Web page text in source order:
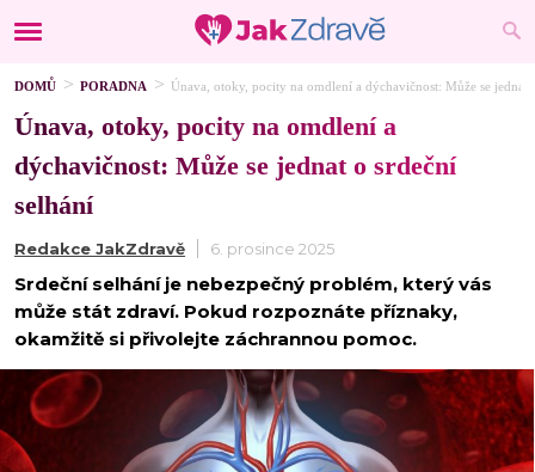
DOMŮ PORADNA Únava, otoky, pocity na omdlení a dýchavičnost: Může se jednat
Únava, otoky, pocity na omdlení a
dýchavičnost: Může se jednat o srdeční
selhání
Redakce JakZdravě 6. prosince 2025
Srdeční selhání je nebezpečný problém, který vás
může stát zdraví. Pokud rozpoznáte příznaky,
okamžitě si přivolejte záchrannou pomoc.